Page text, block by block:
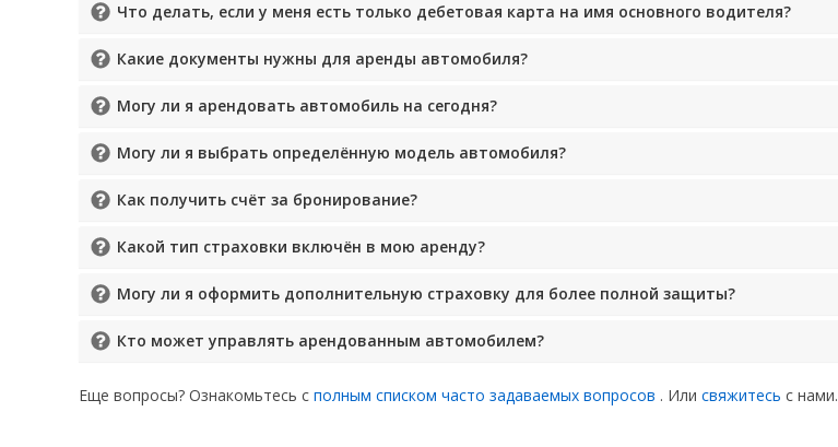
Что делать, если у меня есть только дебетовая карта на имя основного водителя?
Какие документы нужны для аренды автомобиля?
Могу ли я арендовать автомобиль на сегодня?
Могу ли я выбрать определённую модель автомобиля?
Как получить счёт за бронирование?
Какой тип страховки включён в мою аренду?
Могу ли я оформить дополнительную страховку для более полной защиты?
Кто может управлять арендованным автомобилем?
Еще вопросы? Ознакомьтесь с полным списком часто задаваемых вопросов . Или свяжитесь с нами.